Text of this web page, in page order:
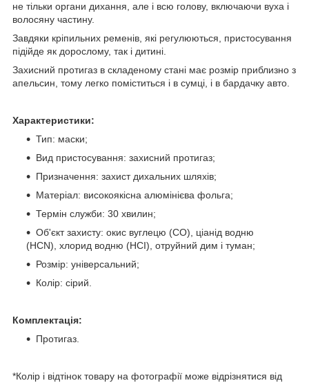
не тільки органи дихання, але і всю голову, включаючи вуха і
волосяну частину.
Завдяки кріпильних ременів, які регулюються, пристосування
підійде як дорослому, так і дитині.
Захисний протигаз в складеному стані має розмір приблизно з
апельсин, тому легко поміститься і в сумці, і в бардачку авто.
Характеристики:
Тип: маски;
Вид пристосування: захисний протигаз;
Призначення: захист дихальних шляхів;
Матеріал: високоякісна алюмінієва фольга;
Термін служби: 30 хвилин;
Об'єкт захисту: окис вуглецю (СО), ціанід водню
(HCN), хлорид водню (HCI), отруйний дим і туман;
Розмір: універсальний;
Колір: сірий.
Комплектація:
Протигаз.
*Колір і відтінок товару на фотографії може відрізнятися від